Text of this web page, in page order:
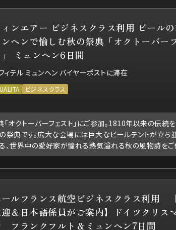
ィンエアー ビジネスクラス利用 ビールの
ンヘンで愉しむ秋の祭典「オクトーバー
」 ミュンヘン6日間
ィテル ミュンヘン バイヤーポストに滞在
ビジネスクラス
オクトーバーフェスト」にご参加。1810年以来の伝統
祭典です。広大な会場には巨大なビールテントが立
世界中の愛好家が憧れる熱気溢れる秋の風物詩をご
ルフランス航空ビジネスクラス利用
＆日本語係員がご案内】ドイツクリス
フランクフルト＆ミュンヘン7日間